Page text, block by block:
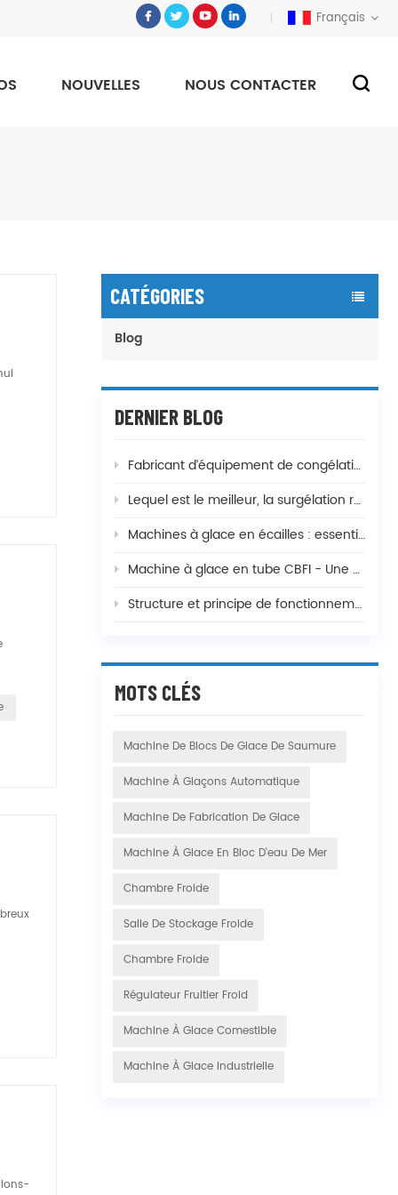
Français
NOUVELLES NOUS CONTACTER
CATÉGORIES
Blog
DERNIER BLOG
Fabricant d’équipement de congélation de crevettes et température de congélation
Lequel est le meilleur, la surgélation rapide à double spirale ou à simple spirale, et quelle est la différence ?
Machines à glace en écailles : essentielles pour la pêche, le mélange de béton et la fabrication d'aliments
Machine à glace en tube CBFI - Une solution complète pour vos besoins de production de glace
Structure et principe de fonctionnement des dispositifs de congélation rapide courants
MOTS CLÉS
Machine De Blocs De Glace De Saumure
Machine À Glaçons Automatique
Machine De Fabrication De Glace
Machine À Glace En Bloc D'eau De Mer
Chambre Froide
Salle De Stockage Froide
Chambre Froide
Régulateur Fruitier Froid
Machine À Glace Comestible
Machine À Glace Industrielle